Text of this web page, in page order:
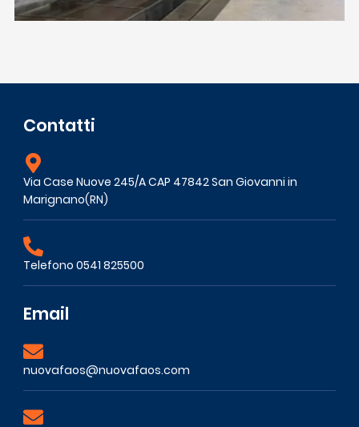
Contatti
Via Case Nuove 245/A CAP 47842 San Giovanni in
Marignano(RN)
Telefono 0541 825500
Email
nuovafaos@nuovafaos.com